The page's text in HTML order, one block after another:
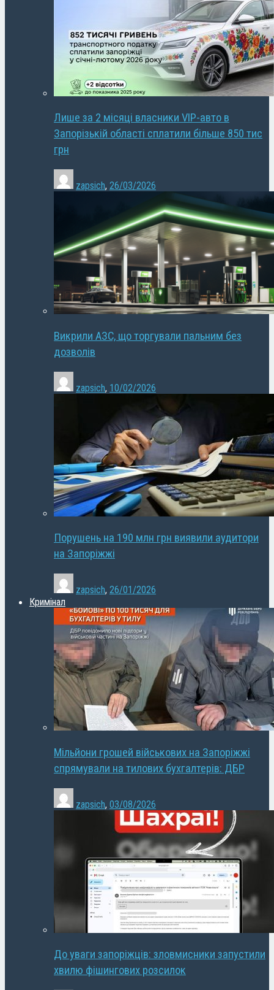
Лише за 2 місяці власники VIP-авто в
Запорізькій області сплатили більше 850 тис
грн
zapsich, 26/03/2026
Викрили АЗС, що торгували пальним без
дозволів
zapsich, 10/02/2026
Порушень на 190 млн грн виявили аудитори
на Запоріжжі
zapsich, 26/01/2026
Кримінал
Мільйони грошей військових на Запоріжжі
спрямували на тилових бухгалтерів: ДБР
zapsich, 03/08/2026
До уваги запоріжців: зловмисники запустили
хвилю фішингових розсилок